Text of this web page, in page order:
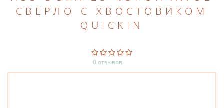
СВЕРЛО С ХВОСТОВИКОМ
QUICKIN
0 отзывов